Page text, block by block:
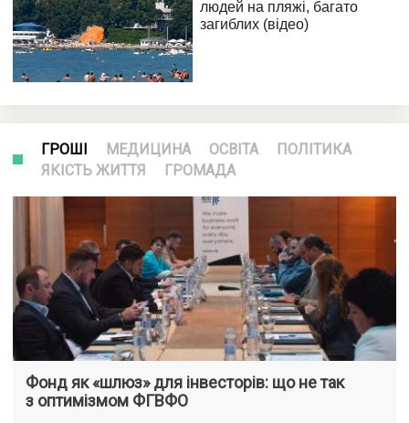
ГРОШІ МЕДИЦИНА ОСВІТА
ПОЛІТИКА
ЯКІСТЬ ЖИТТЯ
ГРОМАДА
Фонд як «шлюз» для інвесторів: що не так
з оптимізмом ФГВФО